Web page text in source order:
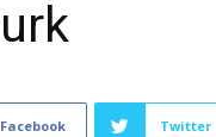
Facebook Twitter